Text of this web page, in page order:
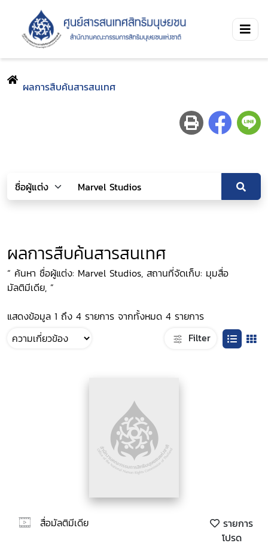
ผลการสืบค้นสารสนเทศ
ผลการสืบค้นสารสนเทศ
“ ค้นหา ชื่อผู้แต่ง: Marvel Studios, สถานที่จัดเก็บ: มุมสื่อ
มัลติมีเดีย, ”
แสดงข้อมูล 1 ถึง 4 รายการ จากทั้งหมด 4 รายการ
Filter
สื่อมัลติมีเดีย
รายการ
โปรด